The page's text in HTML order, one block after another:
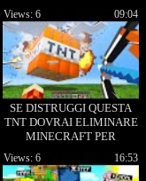
SE DISTRUGGI QUESTA
TNT DOVRAI ELIMINARE
MINECRAFT PER
09:04
Views: 6
16:53
Views: 6